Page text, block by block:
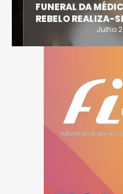
FUNERAL DA
REBELO REALIZA-
Julho